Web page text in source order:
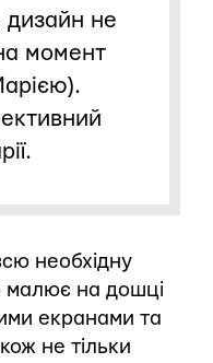
дизайн не
момент
необхідну
малює на дошці
екранами та
не тільки